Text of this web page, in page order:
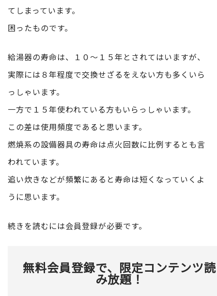
てしまっています。
困ったものです。
給湯器の寿命は、１０～１５年とされてはいますが、
実際には８年程度で交換せざるをえない方も多くいら
っしゃいます。
一方で１５年使われている方もいらっしゃいます。
この差は使用頻度であると思います。
燃焼系の設備器具の寿命は点火回数に比例するとも言
われています。
追い炊きなどが頻繁にあると寿命は短くなっていくよ
うに思います。
続きを読むには会員登録が必要です。
無料会員登録で、限定コンテンツ読
み放題！